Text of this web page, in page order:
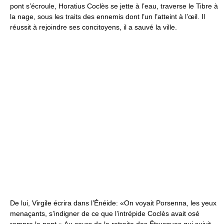
pont s’écroule, Horatius Coclès se jette à l’eau, traverse le Tibre à
la nage, sous les traits des ennemis dont l’un l’atteint à l’œil. Il
réussit à rejoindre ses concitoyens, il a sauvé la ville.
De lui, Virgile écrira dans l’Énéide: «On voyait Porsenna, les yeux
menaçants, s’indigner de ce que l’intrépide Coclès avait osé